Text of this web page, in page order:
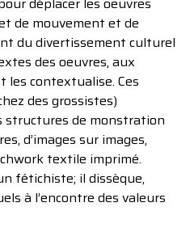
de mouvement et de
du divertissement culturel
des oeuvres, aux
contextualise. Ces
des grossistes)
structures de monstration
d’images sur images,
textile imprimé.
fétichiste; il dissèque,
à l’encontre des valeurs